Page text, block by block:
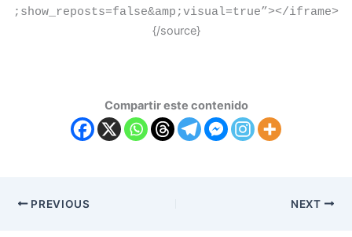
;show_reposts=false&amp;visual=true”></iframe>
{/source}
Compartir este contenido
PREVIOUS NEXT